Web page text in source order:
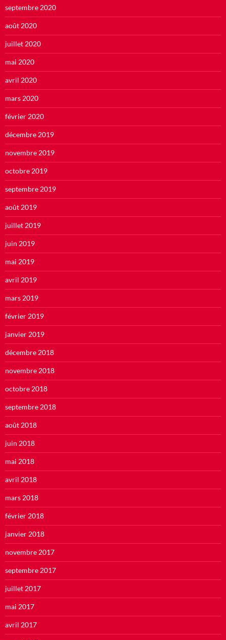
septembre 2020
août 2020
juillet 2020
mai 2020
avril 2020
mars 2020
février 2020
décembre 2019
novembre 2019
octobre 2019
septembre 2019
août 2019
juillet 2019
juin 2019
mai 2019
avril 2019
mars 2019
février 2019
janvier 2019
décembre 2018
novembre 2018
octobre 2018
septembre 2018
août 2018
juin 2018
mai 2018
avril 2018
mars 2018
février 2018
janvier 2018
novembre 2017
septembre 2017
juillet 2017
mai 2017
avril 2017